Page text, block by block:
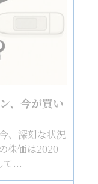
、今が買い
、深刻な状況
株価は2020
て...